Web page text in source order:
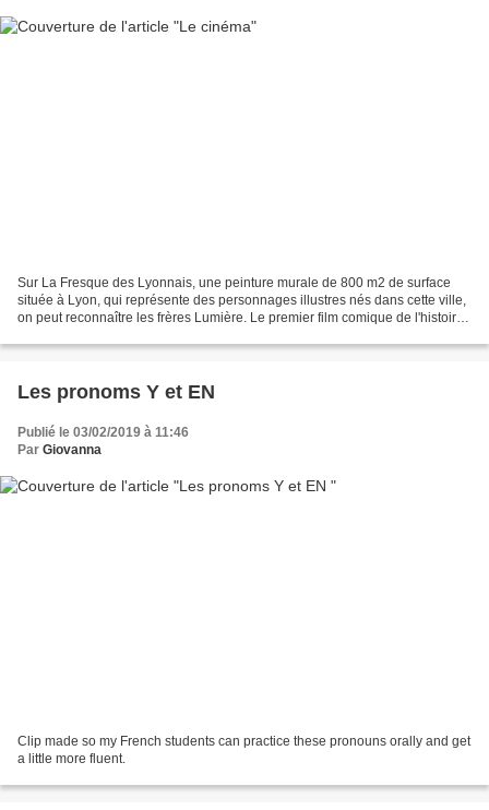
Sur La Fresque des Lyonnais, une peinture murale de 800 m2 de surface
située à Lyon, qui représente des personnages illustres nés dans cette ville,
on peut reconnaître les frères Lumière. Le premier film comique de l'histoire
Les pronoms Y et EN
Publié le 03/02/2019 à 11:46
Par Giovanna
Clip made so my French students can practice these pronouns orally and get
a little more fluent.